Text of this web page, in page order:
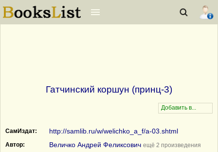
Гатчинский коршун (принц-3)
СамИздат: http://samlib.ru/w/welichko_a_f/a-03.shtml
Автор: Величко Андрей Феликсович ещё 2 произведения